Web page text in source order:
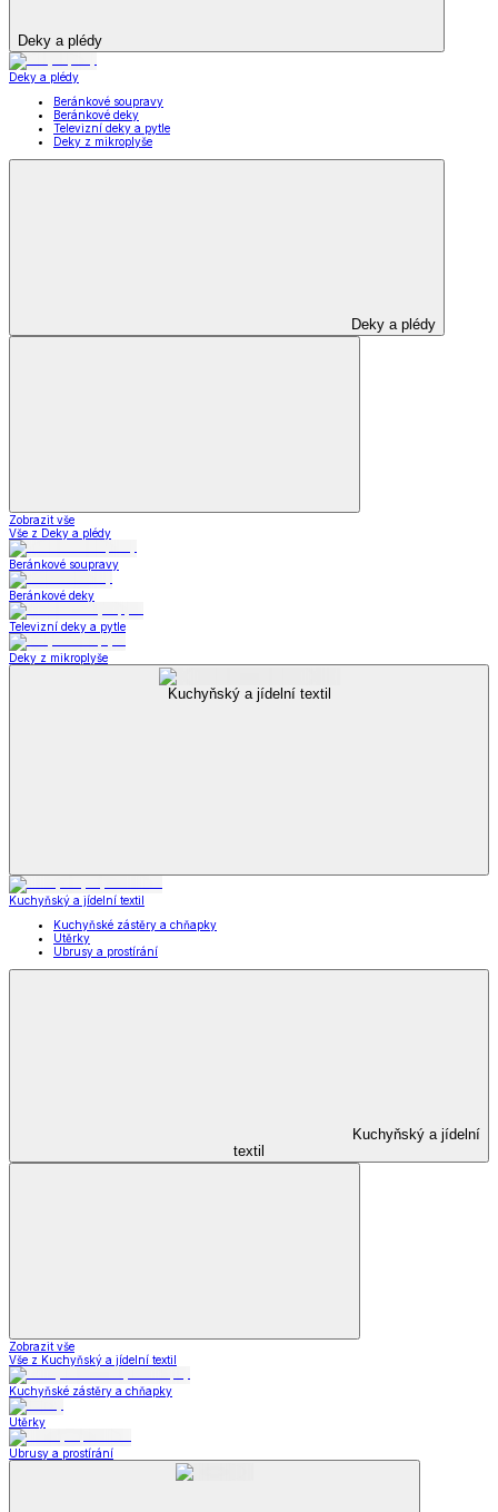
Deky a plédy
Deky a plédy
Beránkové soupravy
Beránkové deky
Televizní deky a pytle
Deky z mikroplyše
Deky a plédy
Zobrazit vše
Vše z Deky a plédy
Beránkové soupravy
Beránkové deky
Televizní deky a pytle
Deky z mikroplyše
Kuchyňský a jídelní textil
Kuchyňský a jídelní textil
Kuchyňské zástěry a chňapky
Utěrky
Ubrusy a prostírání
Kuchyňský a jídelní
textil
Zobrazit vše
Vše z Kuchyňský a jídelní textil
Kuchyňské zástěry a chňapky
Utěrky
Ubrusy a prostírání